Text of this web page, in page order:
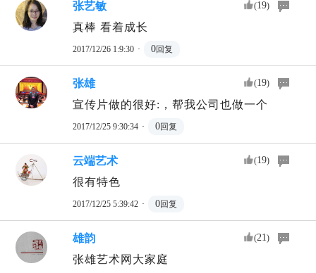
张艺敏 (19)
真棒 看着成长
2017/12/26 1:9:30 · 0回复
张雄 (19)
宣传片做的很好:，帮我公司也做一个
2017/12/25 9:30:34 · 0回复
云端艺术 (19)
很有特色
2017/12/25 5:39:42 · 0回复
雄韵 (21)
张雄艺术网大家庭